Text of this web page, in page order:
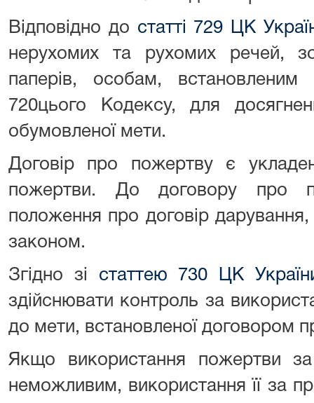
Відповідно до статті 729 ЦК
нерухомих та рухомих речей,
паперів, особам,
720цього Кодексу, для
обумовленої мети.
Договір про пожертву є
пожертви. До договору про
положення про договір
законом.
Згідно зі статтею 730 ЦК
здійснювати контроль за
до мети, встановленої договором
Якщо використання пожертви
неможливим, використання її за